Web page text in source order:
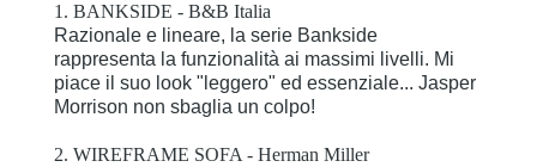
1. BANKSIDE - B&B Italia
Razionale e lineare, la serie Bankside
rappresenta la funzionalità ai massimi livelli. Mi
piace il suo look "leggero" ed essenziale... Jasper
Morrison non sbaglia un colpo!
2. WIREFRAME SOFA - Herman Miller